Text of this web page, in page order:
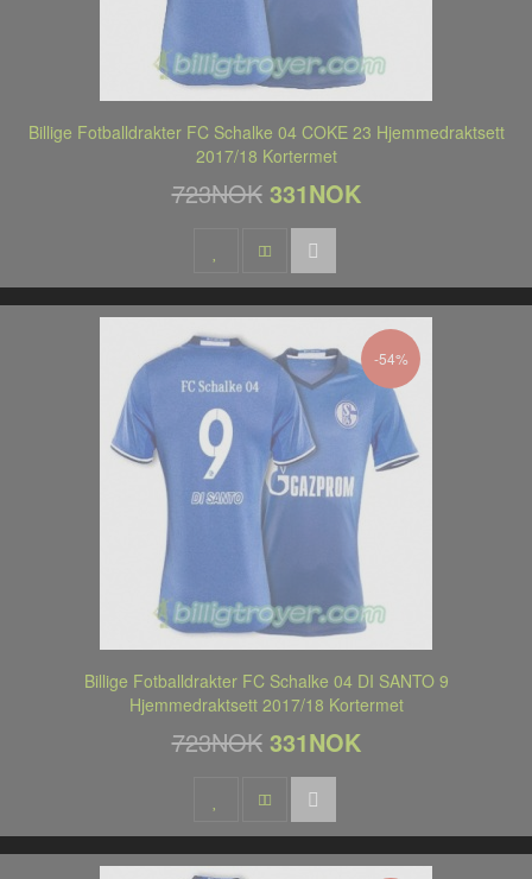
Billige Fotballdrakter FC Schalke 04 COKE 23 Hjemmedraktsett
2017/18 Kortermet
723NOK 331NOK
-54%
Billige Fotballdrakter FC Schalke 04 DI SANTO 9
Hjemmedraktsett 2017/18 Kortermet
723NOK 331NOK